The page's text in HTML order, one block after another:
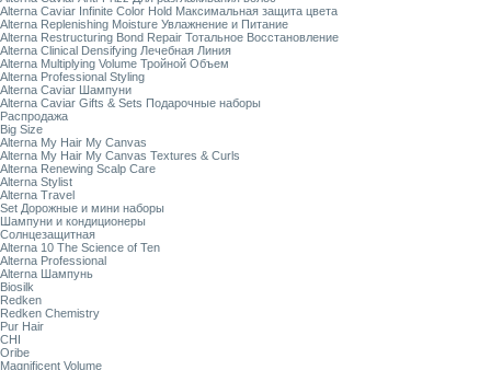
Alterna Caviar Infinite Color Hold Максимальная защита цвета
Alterna Replenishing Moisture Увлажнение и Питание
Alterna Restructuring Bond Repair Тотальное Восстановление
Alterna Clinical Densifying Лечебная Линия
Alterna Multiplying Volume Тройной Объем
Alterna Professional Styling
Alterna Caviar Шампуни
Alterna Caviar Gifts & Sets Подарочные наборы
Распродажа
Big Size
Alterna My Hair My Canvas
Alterna My Hair My Canvas Textures & Curls
Alterna Renewing Scalp Care
Alterna Stylist
Alterna Travel
Set Дорожные и мини наборы
Шампуни и кондиционеры
Солнцезащитная
Alterna 10 The Science of Ten
Alterna Professional
Alterna Шампунь
Biosilk
Redken
Redken Chemistry
Pur Hair
CHI
Oribe
Magnificent Volume